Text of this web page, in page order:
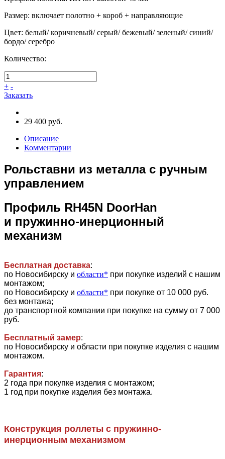
Размер: включает полотно + короб + направляющие
Цвет: белый/ коричневый/ серый/ бежевый/ зеленый/ синий/
бордо/ серебро
Количество:
+ -
Заказать
29 400 руб.
Описание
Комментарии
Рольставни из металла с ручным
управлением
Профиль RH45N DoorHan
и пружинно-инерционный
механизм
Бесплатная доставка:
по Новосибирску и области* при покупке изделий с нашим
монтажом;
по Новосибирску и области* при покупке от 10 000 руб.
без монтажа;
до транспортной компании при покупке на сумму от 7 000
руб.
Бесплатный замер:
по Новосибирску и области при покупке изделия с нашим
монтажом.
Гарантия:
2 года при покупке изделия с монтажом;
1 год при покупке изделия без монтажа.
Конструкция роллеты с пружинно-
инерционным механизмом